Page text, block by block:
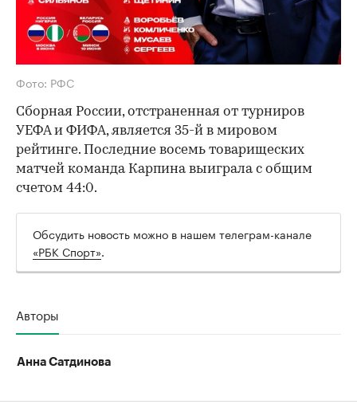
Фото: РФС
Сборная России, отстраненная от турниров
УЕФА и ФИФА, является 35-й в мировом
рейтинге. Последние восемь товарищеских
матчей команда Карпина выиграла с общим
счетом 44:0.
Обсудить новость можно в нашем телеграм-канале
«РБК Спорт».
Авторы
Анна Сатдинова